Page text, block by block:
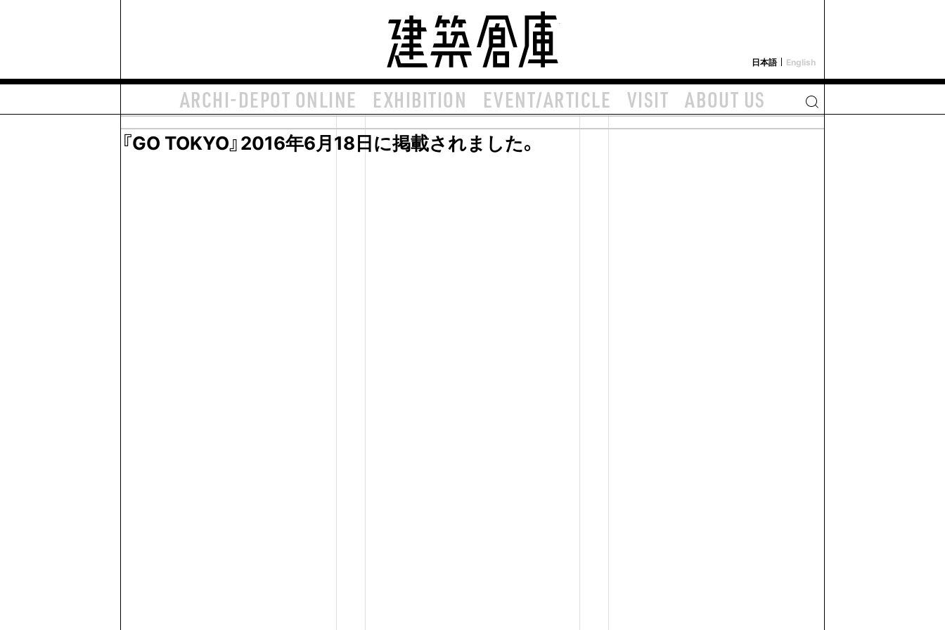
English
日本語
ARCHI-DEPOT ONLINE EXHIBITION EVENT/ARTICLE VISIT
ABOUT US
『GO TOKYO』2016年6月18日に掲載されました。